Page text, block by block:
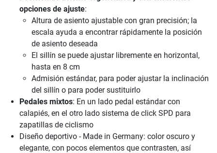
opciones de ajuste:
Altura de asiento ajustable con gran precisión; la
escala ayuda a encontrar rápidamente la posición
de asiento deseada
El sillín se puede ajustar libremente en horizontal,
hasta en 8 cm
Admisión estándar, para poder ajustar la inclinación
del sillín o para poder sustituirlo
Pedales mixtos: En un lado pedal estándar con
calapiés, en el otro lado sistema de click SPD para
zapatillas de ciclismo
Diseño deportivo - Made in Germany: color oscuro y
elegante, con pocos elementos que contrasten, así